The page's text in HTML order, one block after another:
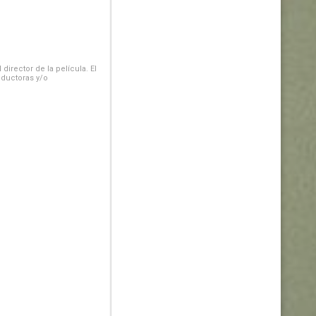
de la película. El
y/o